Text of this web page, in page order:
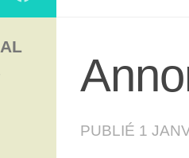
PUBLIÉ 1